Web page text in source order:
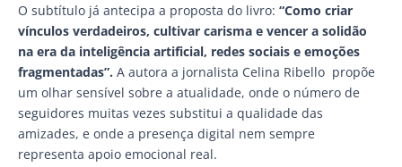
O subtítulo já antecipa a proposta do livro: “Como criar
vínculos verdadeiros, cultivar carisma e vencer a solidão
na era da inteligência artificial, redes sociais e emoções
fragmentadas”. A autora a jornalista Celina Ribello propõe
um olhar sensível sobre a atualidade, onde o número de
seguidores muitas vezes substitui a qualidade das
amizades, e onde a presença digital nem sempre
representa apoio emocional real.